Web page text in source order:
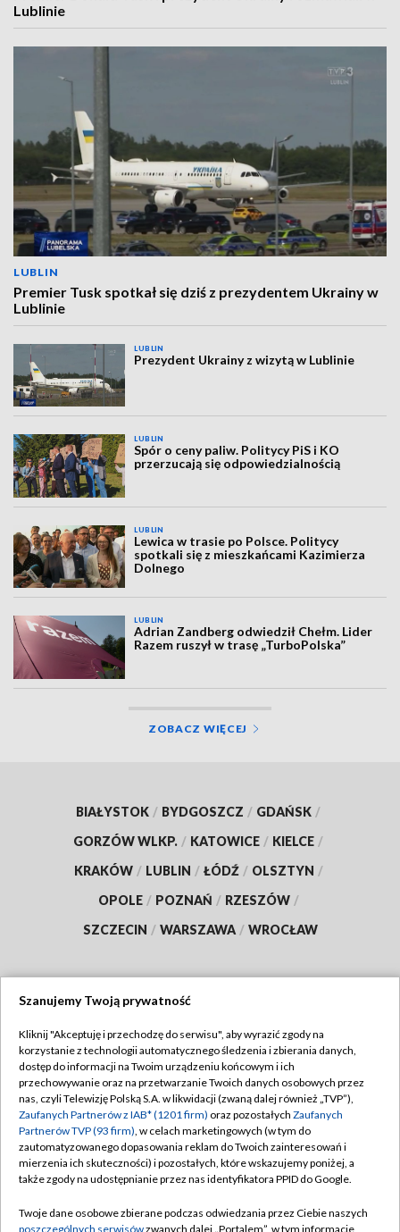
Lublinie
LUBLIN
Premier Tusk spotkał się dziś z prezydentem Ukrainy w
Lublinie
LUBLIN
Prezydent Ukrainy z wizytą w Lublinie
LUBLIN
Spór o ceny paliw. Politycy PiS i KO
przerzucają się odpowiedzialnością
LUBLIN
Lewica w trasie po Polsce. Politycy
spotkali się z mieszkańcami Kazimierza
Dolnego
LUBLIN
Adrian Zandberg odwiedził Chełm. Lider
Razem ruszył w trasę „TurboPolska”
ZOBACZ WIĘCEJ
BIAŁYSTOK / BYDGOSZCZ / GDAŃSK /
GORZÓW WLKP. / KATOWICE / KIELCE /
KRAKÓW / LUBLIN / ŁÓDŹ / OLSZTYN /
OPOLE / POZNAŃ / RZESZÓW /
SZCZECIN / WARSZAWA / WROCŁAW
TVP
Abonament TVP
Emisja w TVP
Centrum informacji TVP
Naziemna Telewizja Cyfrowa
Rada Programowa
Regulamin TVP
Polityka prywatności
Moje zgody
Pomoc
Szanujemy Twoją prywatność
Kliknij "Akceptuję i przechodzę do serwisu", aby wyrazić zgody na
korzystanie z technologii automatycznego śledzenia i zbierania danych,
dostęp do informacji na Twoim urządzeniu końcowym i ich
przechowywanie oraz na przetwarzanie Twoich danych osobowych przez
nas, czyli Telewizję Polską S.A. w likwidacji (zwaną dalej również „TVP”),
Zaufanych Partnerów z IAB* (1201 firm) oraz pozostałych Zaufanych
Partnerów TVP (93 firm), w celach marketingowych (w tym do
zautomatyzowanego dopasowania reklam do Twoich zainteresowań i
mierzenia ich skuteczności) i pozostałych, które wskazujemy poniżej, a
także zgody na udostępnianie przez nas identyfikatora PPID do Google.
Twoje dane osobowe zbierane podczas odwiedzania przez Ciebie naszych
poszczególnych serwisówzwanych dalej „Portalem”, w tym informacje